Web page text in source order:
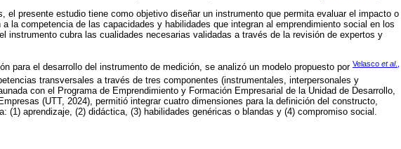
el presente estudio tiene como objetivo diseñar un instrumento que permita evaluar el impacto o
la competencia de las capacidades y habilidades que integran al emprendimiento social en los
instrumento cubra las cualidades necesarias validadas a través de la revisión de expertos y
para el desarrollo del instrumento de medición, se analizó un modelo propuesto por Velasco et al.,
transversales a través de tres componentes (instrumentales, interpersonales y
con el Programa de Emprendimiento y Formación Empresarial de la Unidad de Desarrollo,
(UTT, 2024), permitió integrar cuatro dimensiones para la definición del constructo,
(1) aprendizaje, (2) didáctica, (3) habilidades genéricas o blandas y (4) compromiso social.